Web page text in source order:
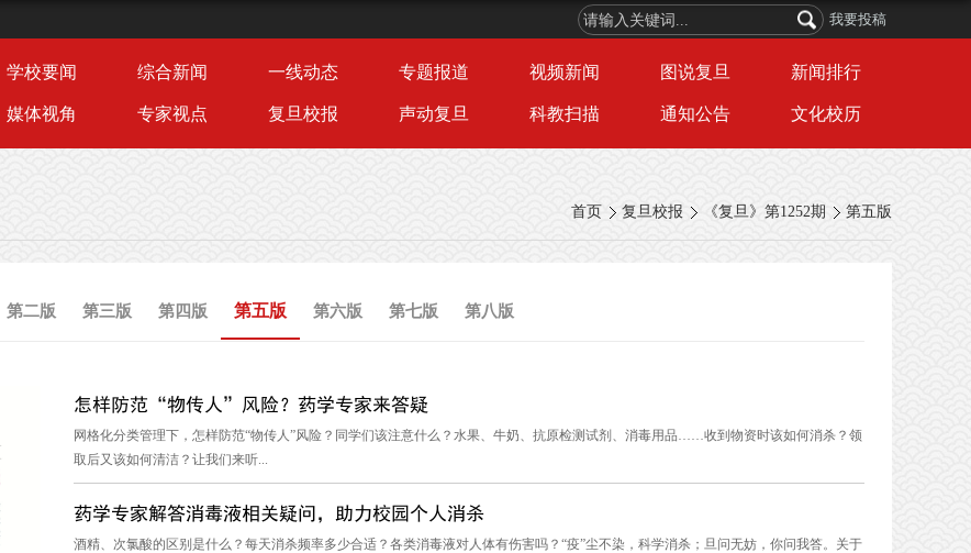
我要投稿
学校要闻 综合新闻 一线动态 专题报道 视频新闻 图说复旦 新闻排行
媒体视角 专家视点 复旦校报 声动复旦 科教扫描 通知公告 文化校历
首页 复旦校报 《复旦》第1252期 第五版
第二版 第三版 第四版 第五版 第六版 第七版 第八版
怎样防范“物传人”风险？药学专家来答疑
网格化分类管理下，怎样防范“物传人”风险？同学们该注意什么？水果、牛奶、抗原检测试剂、消毒用品……收到物资时该如何消杀？领
取后又该如何清洁？让我们来听...
药学专家解答消毒液相关疑问，助力校园个人消杀
酒精、次氯酸的区别是什么？每天消杀频率多少合适？各类消毒液对人体有伤害吗？“疫”尘不染，科学消杀；旦问无妨，你问我答。关于